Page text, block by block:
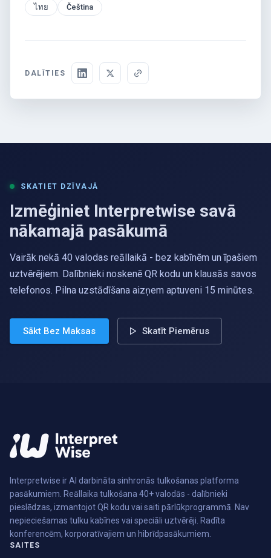
ไทย
Čeština
DALĪTIES
SKATIET DZĪVAJĀ
Izmēģiniet Interpretwise savā
nākamajā pasākumā
Vairāk nekā 40 valodas reāllaikā - bez kabīnēm un īpašiem
uztvērējiem. Dalībnieki noskenē QR kodu un klausās savos
telefonos. Pilna uzstādīšana aizņem aptuveni 15 minūtes.
Sākt Bez Maksas Skatīt Piemērus
Interpretwise ir AI darbināta sinhronās tulkošanas platforma
pasākumiem. Reāllaika tulkošana 40+ valodās - dalībnieki
pieslēdzas, izmantojot QR kodu vai saiti pārlūkprogrammā. Nav
nepieciešamas tulku kabīnes vai speciāli uztvērēji. Radīta
konferencēm, korporatīvajiem un hibrīdpasākumiem.
SAITES